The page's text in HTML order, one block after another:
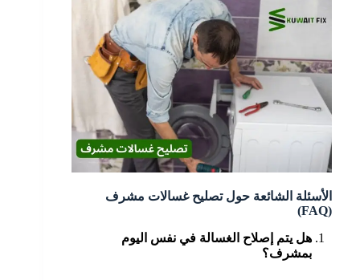
الأسئلة الشائعة حول تصليح غسالات مشرف
(FAQ)
هل يتم إصلاح الغسالة في نفس اليوم
بمشرف؟